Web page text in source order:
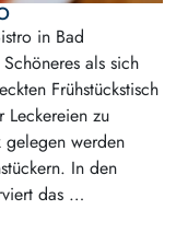
in Bad
als sich
Frühstückstisch
Leckereien zu
gelegen werden
In den
das …